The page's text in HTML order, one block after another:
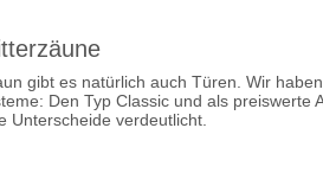
gibt es natürlich auch Türen. Wir
Den Typ Classic und als preiswerte
Unterscheide verdeutlicht.